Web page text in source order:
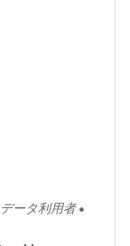
データ利用者 ●